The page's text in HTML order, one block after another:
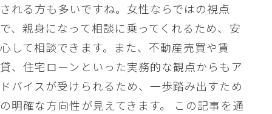
される方も多いですね。女性ならではの視点
で、親身になって相談に乗ってくれるため、安
心して相談できます。また、不動産売買や賃
貸、住宅ローンといった実務的な観点からもア
ドバイスが受けられるため、一歩踏み出すため
の明確な方向性が見えてきます。 この記事を通